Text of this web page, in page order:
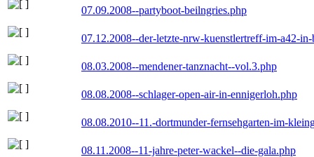
07.09.2008--partyboot-beilngries.php
07.12.2008--der-letzte-nrw-kuenstlertreff-im-a42-
08.03.2008--mendener-tanznacht--vol.3.php
08.08.2008--schlager-open-air-in-ennigerloh.php
08.08.2010--11.-dortmunder-fernsehgarten-im-
08.11.2008--11-jahre-peter-wackel--die-gala.php